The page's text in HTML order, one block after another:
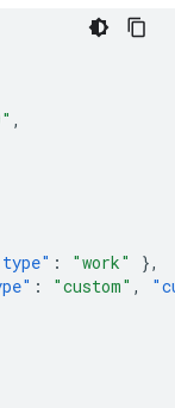
,
: "work"
},
: "custom" ,